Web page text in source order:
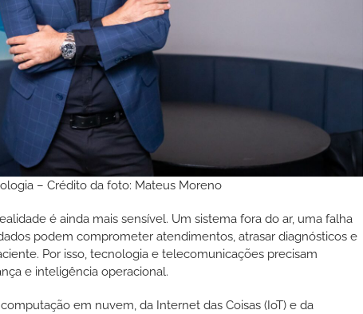
– Crédito da foto: Mateus Moreno
é ainda mais sensível. Um sistema fora do ar, uma falha
podem comprometer atendimentos, atrasar diagnósticos e
Por isso, tecnologia e telecomunicações precisam
e inteligência operacional.
em nuvem, da Internet das Coisas (IoT) e da